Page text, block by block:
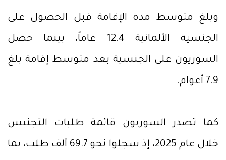
وبلغ متوسط مدة الإقامة قبل الحصول على
الجنسية الألمانية 12.4 عاماً، بينما حصل
السوريون على الجنسية بعد متوسط إقامة بلغ
7.9 أعوام.
كما تصدر السوريون قائمة طلبات التجنيس
خلال عام 2025، إذ سجلوا نحو 69.7 ألف طلب، بما